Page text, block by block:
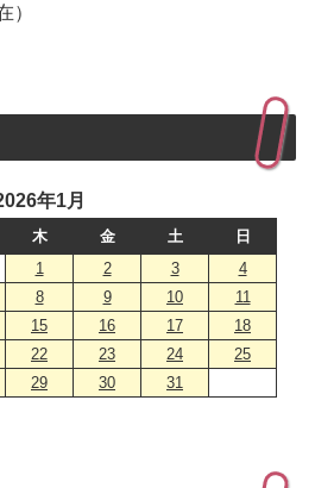
）
年1月
木 金 土
日
1
2 3
4
8 9 10
11
15 16 17
18
22 23 24
25
29 30 31